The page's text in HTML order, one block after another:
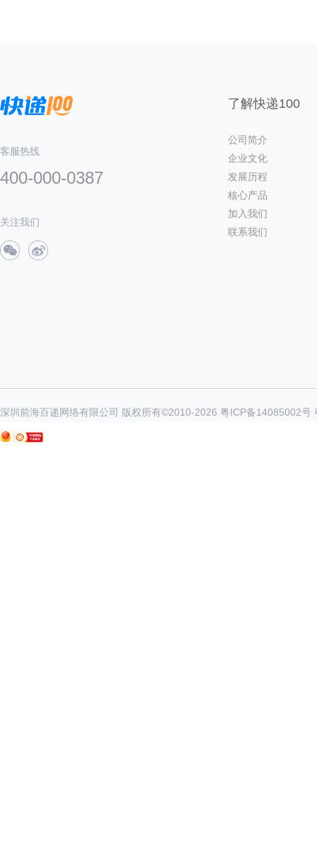
客服热线
400-000-0387
关注我们
了解快递100
公司简介
企业文化
发展历程
核心产品
加入我们
联系我们
深圳前海百递网络有限公司 版权所有©2010-2026 粤ICP备14085002号